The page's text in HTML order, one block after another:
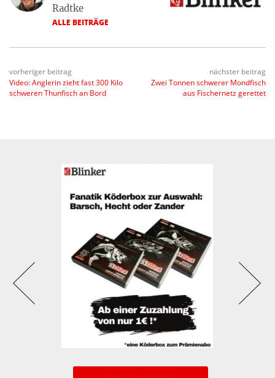
Radtke
ALLE BEITRÄGE
vorheriger beitrag
Video: Anglerin zieht fast 300 Kilo
schweren Thunfisch an Bord
nächster beitrag
Zwei Tonnen schwerer Mondfisch
aus Fischernetz gerettet